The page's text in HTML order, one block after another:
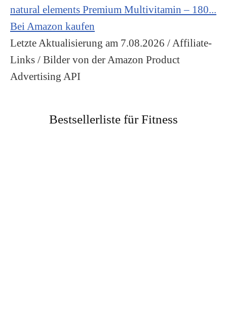
natural elements Premium Multivitamin – 180...
Bei Amazon kaufen
Letzte Aktualisierung am 7.08.2026 / Affiliate-
Links / Bilder von der Amazon Product
Advertising API
Bestsellerliste für Fitness